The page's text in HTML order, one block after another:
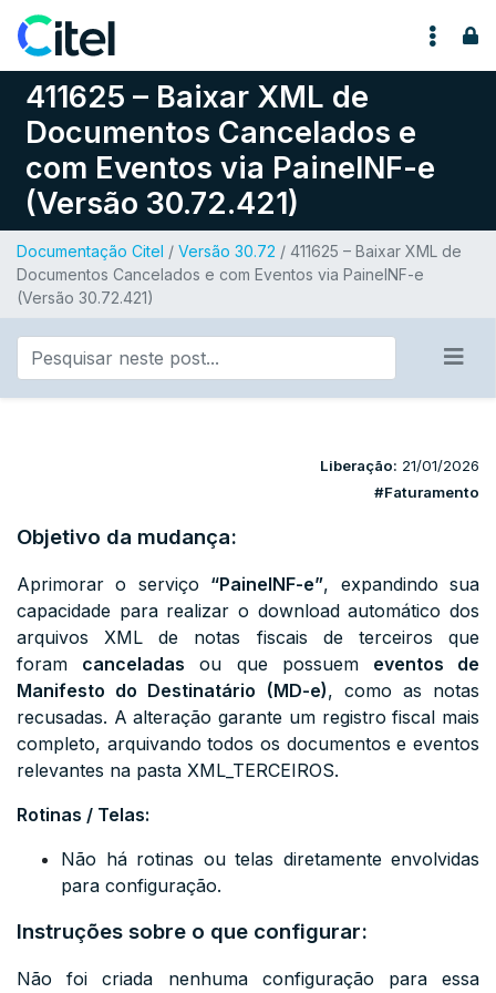
Pular para o conteúdo
411625 – Baixar XML de
Documentos Cancelados e
com Eventos via PainelNF-e
(Versão 30.72.421)
Documentação Citel / Versão 30.72 / 411625 – Baixar XML de
Documentos Cancelados e com Eventos via PainelNF-e
(Versão 30.72.421)
Liberação: 21/01/2026
#Faturamento
Objetivo da mudança:
Aprimorar o serviço “PainelNF-e”, expandindo sua
capacidade para realizar o download automático dos
arquivos XML de notas fiscais de terceiros que
foram canceladas ou que possuem eventos de
Manifesto do Destinatário (MD-e), como as notas
recusadas. A alteração garante um registro fiscal mais
completo, arquivando todos os documentos e eventos
relevantes na pasta XML_TERCEIROS.
Rotinas / Telas:
Não há rotinas ou telas diretamente envolvidas
para configuração.
Instruções sobre o que configurar:
Não foi criada nenhuma configuração para essa